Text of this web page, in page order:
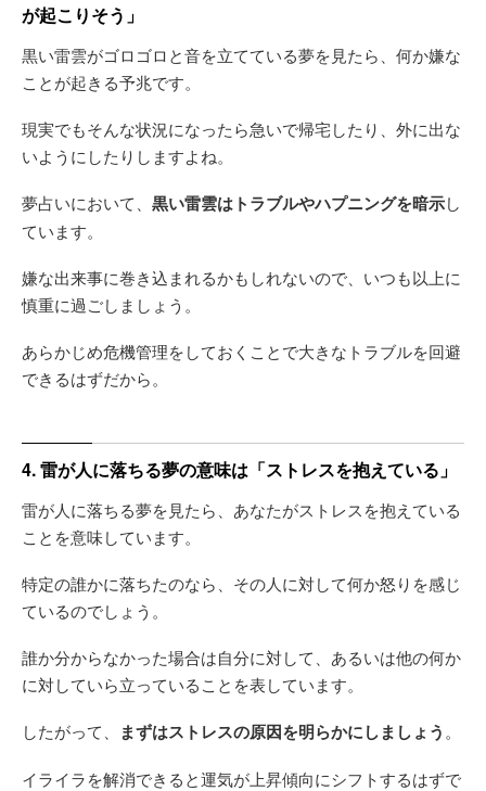
が起こりそう」
黒い雷雲がゴロゴロと音を立てている夢を見たら、何か嫌な
ことが起きる予兆です。
現実でもそんな状況になったら急いで帰宅したり、外に出な
いようにしたりしますよね。
夢占いにおいて、 黒い雷雲はトラブルやハプニングを暗示し
ています。
嫌な出来事に巻き込まれるかもしれないので、いつも以上に
慎重に過ごしましょう。
あらかじめ危機管理をしておくことで大きなトラブルを回避
できるはずだから。
4. 雷が人に落ちる夢の意味は「ストレスを抱えている」
雷が人に落ちる夢を見たら、あなたがストレスを抱えている
ことを意味しています。
特定の誰かに落ちたのなら、その人に対して何か怒りを感じ
ているのでしょう。
誰か分からなかった場合は自分に対して、あるいは他の何か
に対していら立っていることを表しています。
したがって、 まずはストレスの原因を明らかにしましょう 。
イライラを解消できると運気が上昇傾向にシフトするはずで